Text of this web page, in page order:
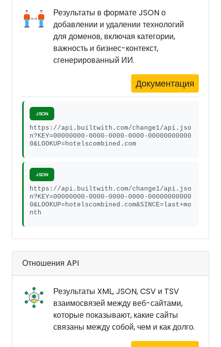
Результаты в формате JSON о
добавлении и удалении технологий
для доменов, включая категории,
важность и бизнес-контекст,
сгенерированный ИИ.
Документация
JSON
https://api.builtwith.com/change1/api.jso
n?KEY=00000000-0000-0000-0000-00000000000
0&LOOKUP=hotelscombined.com
JSON
https://api.builtwith.com/change1/api.jso
n?KEY=00000000-0000-0000-0000-00000000000
0&LOOKUP=hotelscombined.com&SINCE=last+mo
nth
Отношения API
Результаты XML, JSON, CSV и TSV
взаимосвязей между веб-сайтами,
которые показывают, какие сайты
связаны между собой, чем и как долго.